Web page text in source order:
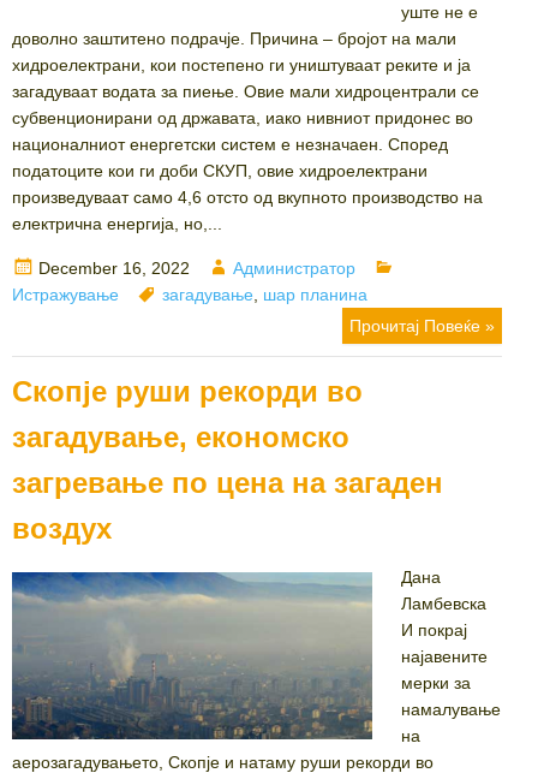
уште не е
доволно заштитено подрачје. Причина – бројот на мали
хидроелектрани, кои постепено ги уништуваат реките и ја
загадуваат водата за пиење. Овие мали хидроцентрали се
субвенционирани од државата, иако нивниот придонес во
националниот енергетски систем е незначаен. Според
податоците кои ги доби СКУП, овие хидроелектрани
произведуваат само 4,6 отсто од вкупното производство на
електрична енергија, но,...
Posted
on
December 16, 2022 Author
Администратор
Истражување
Tags
загадување шар планина
Прочитај Повеќе »
Скопје руши рекорди во
загадување, економско
загревање по цена на загаден
воздух
Дана
Ламбевска
И покрај
најавените
мерки за
намалување
на
аерозагадувањето, Скопје и натаму руши рекорди во